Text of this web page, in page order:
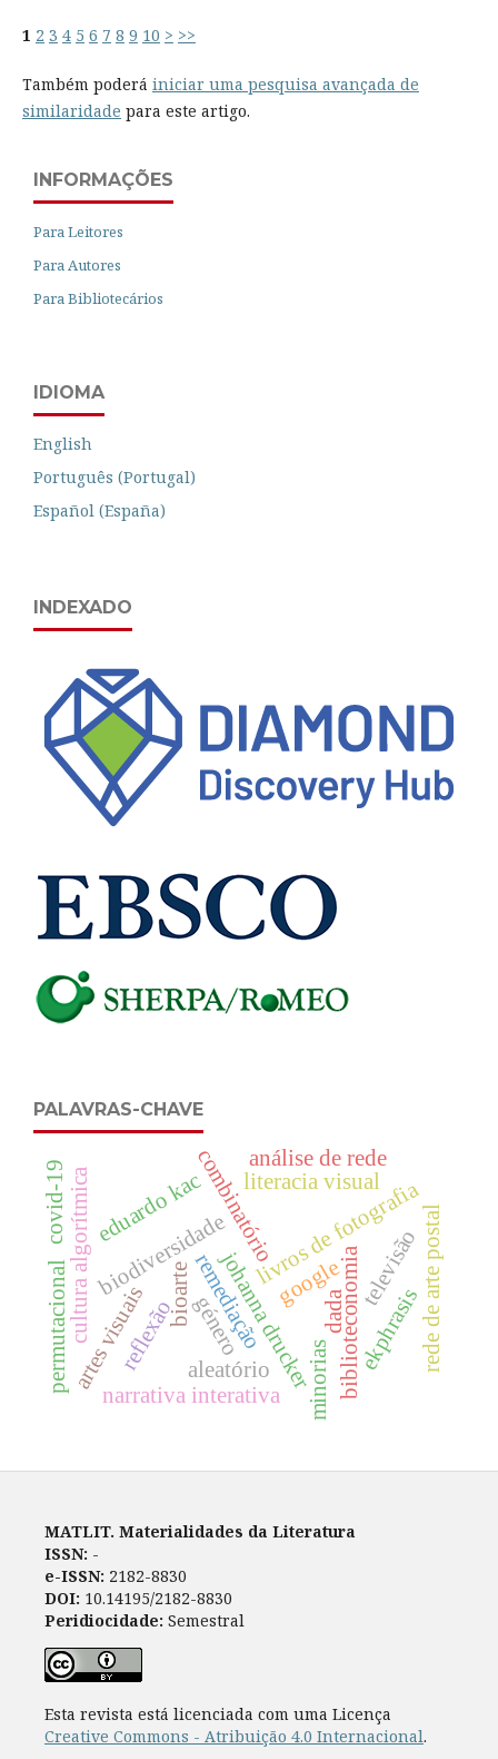
1 2 3 4 5 6 7 8 9 10 > >>
Também poderá iniciar uma pesquisa avançada de
similaridade para este artigo.
INFORMAÇÕES
Para Leitores
Para Autores
Para Bibliotecários
IDIOMA
English
Português (Portugal)
Español (España)
INDEXADO
PALAVRAS-CHAVE
biodiversidade
bioarte
combinatório
remediaçãogoogle
cultura algorítmica livros de fotografia
literacia visual
biblioteconomia
johanna drucker
eduardo kac
aleatório
análise de rede
narrativa interativa
reflexão género rede de arte postal
permutacional dada
covid-19
artes visuais ekphrasis
minorias
televisão
MATLIT. Materialidades da Literatura
ISSN: -
e-ISSN: 2182-8830
DOI: 10.14195/2182-8830
Peridiocidade: Semestral
Esta revista está licenciada com uma Licença
Creative Commons - Atribuição 4.0 Internacional.